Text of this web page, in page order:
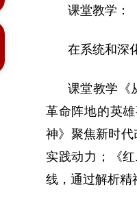
课堂教学：
在系统和深
课堂教学《
革命阵地的英
神》聚焦新时
实践动力；《
线，通过解析精